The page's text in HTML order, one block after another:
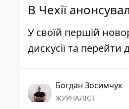
В Чехії
У своїй першій
дискусії та перейти
Богдан Зосимчук
ЖУРНАЛІСТ